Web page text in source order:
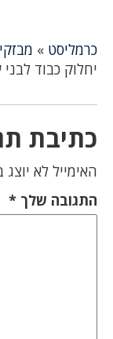
כרמליסט »
יחלוק כבוד
כתיבת
האימייל לא
התגובה שלך *